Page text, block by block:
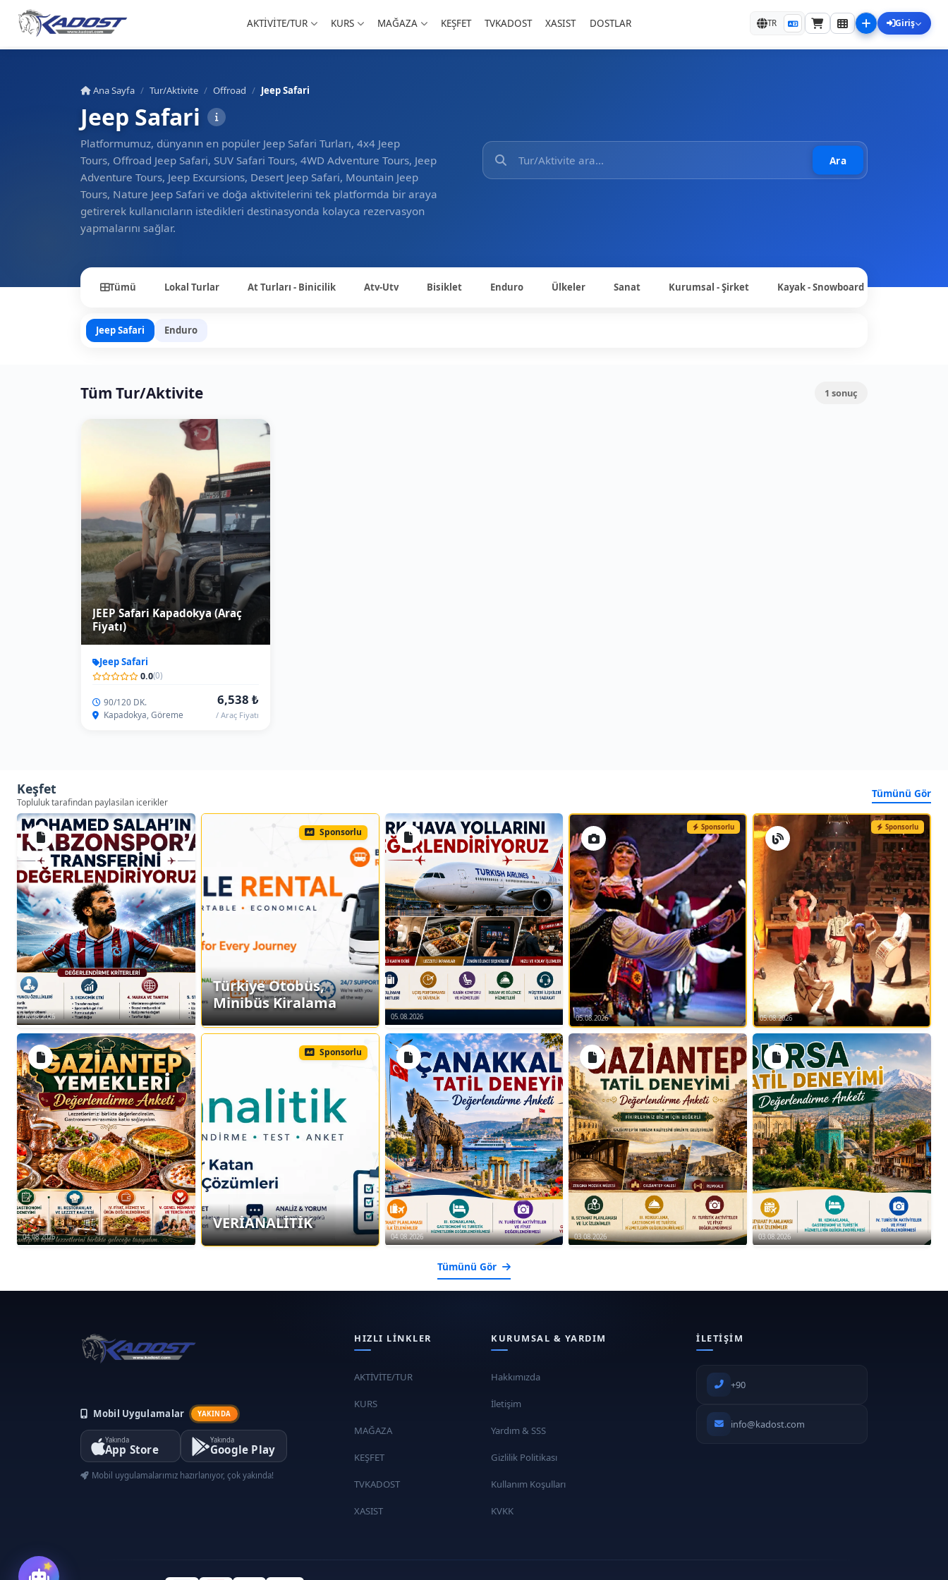
AKTİVİTE/TUR KURS MAĞAZA KEŞFET TVKADOST XASIST DOSTLAR TR Giriş
Ana Sayfa Tur/Aktivite Offroad Jeep Safari
Jeep Safari
Platformumuz, dünyanın en popüler Jeep Safari Turları, 4x4 Jeep
Tours, Offroad Jeep Safari, SUV Safari Tours, 4WD Adventure Tours, Jeep
Adventure Tours, Jeep Excursions, Desert Jeep Safari, Mountain Jeep
Tours, Nature Jeep Safari ve doğa aktivitelerini tek platformda bir araya
getirerek kullanıcıların istedikleri destinasyonda kolayca rezervasyon
yapmalarını sağlar.
Ara
Tümü Lokal Turlar At Turları - Binicilik Atv-Utv Bisiklet Enduro Ülkeler Sanat Kurumsal - Şirket Kayak - Snowboard Dağcılık -
Jeep Safari Enduro
Tüm Tur/Aktivite 1 sonuç
JEEP Safari Kapadokya (Araç
Fiyatı)
Jeep Safari
0.0(0)
90/120 DK.
Kapadokya, Göreme
6,538 ₺
/ Araç Fiyatı
Keşfet
Topluluk tarafindan paylasilan icerikler
Tümünü Gör
06.08.2026
Sponsorlu
Türkiye Otobüs,
Minibüs Kiralama
05.08.2026
Sponsorlu
05.08.2026
Sponsorlu
05.08.2026
04.08.2026
Sponsorlu
VERİANALİTİK
04.08.2026 03.08.2026 03.08.2026
Tümünü Gör
Mobil Uygulamalar YAKINDA
Yakında
App Store
Yakında
Google Play
Mobil uygulamalarımız hazırlanıyor, çok yakında!
HIZLI LINKLER
AKTİVİTE/TUR
KURS
MAĞAZA
KEŞFET
TVKADOST
XASIST
KURUMSAL & YARDIM
Hakkımızda
İletişim
Yardım & SSS
Gizlilik Politikası
Kullanım Koşulları
KVKK
İLETIŞIM
+90
info@kadost.com